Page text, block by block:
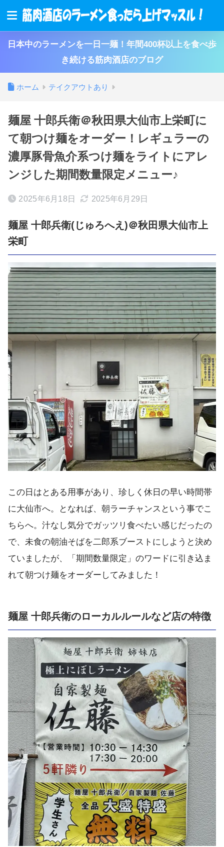
日本中のラーメンを一日一麺！年間400杯以上を食べ歩
き続ける筋肉酒店のブログ
ホーム テイクアウトあり
麺屋 十郎兵衛＠秋田県大仙市上栄町に
て朝つけ麺をオーダー！レギュラーの
濃厚豚骨魚介系つけ麺をライトにアレ
ンジした期間数量限定メニュー♪
2025年6月18日 2025年6月29日
麺屋 十郎兵衛(じゅろへえ)＠秋田県大仙市上
栄町
この日はとある用事があり、珍しく休日の早い時間帯
に大仙市へ。となれば、朝ラーチャンスという事でこ
ちらへ。汁なし気分でガッツリ食べたい感じだったの
で、未食の朝油そばを二郎系ブーストにしようと決め
ていましたが、「期間数量限定」のワードに引き込ま
れて朝つけ麺をオーダーしてみました！
麺屋 十郎兵衛のローカルルールなど店の特徴